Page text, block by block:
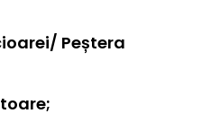
Peștera